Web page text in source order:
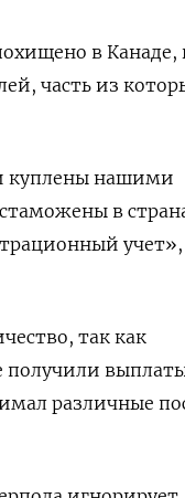
в Канаде,
часть из
куплены нашими
в
так как
получили
различные